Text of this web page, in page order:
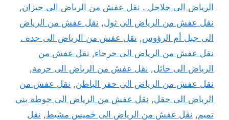
الرياض الى جلاجل . نقل عفش من الرياض الى جيزان,
نقل عفش من الرياض الى ثول, نقل عفش من الرياض
الى جبل أم الرؤوس, نقل عفش من الرياض الى جدة .
نقل عفش من الرياض الى جرحاء, نقل عفش من
الرياض الى حائل, نقل عفش من الرياض الى حرمة,
نقل عفش من الرياض الى حفر الباطن, نقل عفش من
الرياض الى حقل, نقل عفش من الرياض الى حوطة بني
تميم, نقل عفش من الرياض الى خميس مشيط, نقل